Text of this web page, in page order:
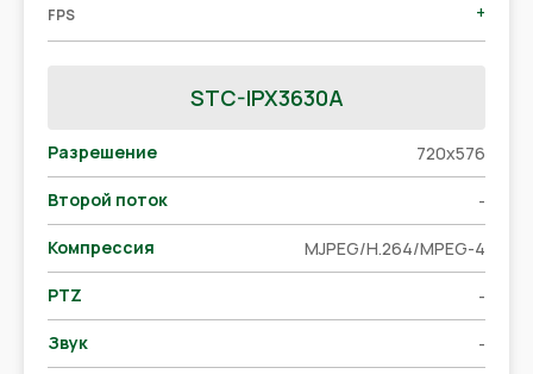
FPS +
STC-IPX3630A
Разрешение 720x576
Второй поток -
Компрессия MJPEG/H.264/MPEG-4
PTZ -
Звук -